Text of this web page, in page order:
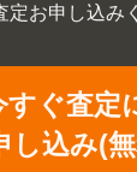
紙箱）
取価格
定お申し込み
すぐ査定
し込み(